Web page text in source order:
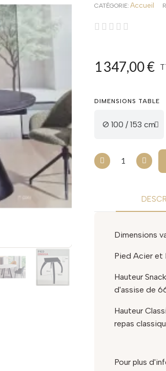
CATÉGORIE Accueil
    
1 347,00 €
DIMENSIONS TABLE
Dimensions
Pied Acier et
Hauteur
d'assise de
Hauteur
repas
Pour plus